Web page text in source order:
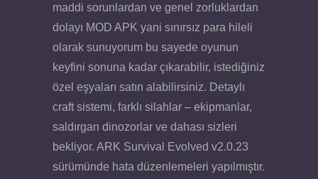
maddi sorunlardan ve genel zorluklardan
dolayı MOD APK yani sınırsız para hileli
olarak sunuyorum bu sayede oyunun
keyfini sonuna kadar çıkarabilir, istediğiniz
özel eşyaları satın alabilirsiniz. Detaylı
craft sistemi, farklı silahlar – ekipmanlar,
saldırgan dinozorlar ve dahası sizleri
bekliyor. ARK Survival Evolved v2.0.23
sürümünde hata düzenlemeleri yapılmıştır.